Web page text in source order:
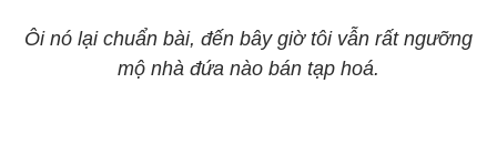
Ôi nó lại chuẩn bài, đến bây giờ tôi vẫn rất ngưỡng
mộ nhà đứa nào bán tạp hoá.